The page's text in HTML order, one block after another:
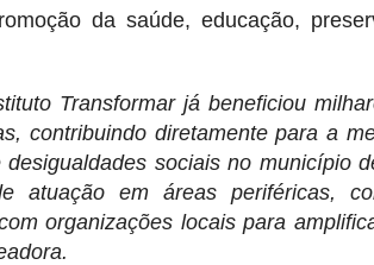
da saúde, educação,
Transformar já beneficiou
contribuindo diretamente para a
sociais no município
atuação em áreas periféricas,
organizações locais para